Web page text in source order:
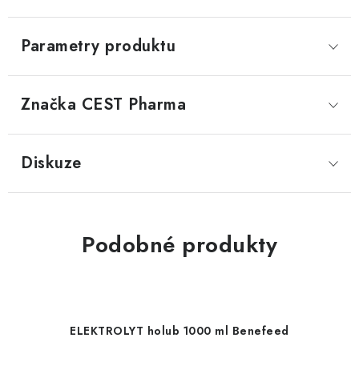
Parametry produktu
Značka CEST Pharma
Diskuze
Podobné produkty
ELEKTROLYT holub 1000 ml Benefeed